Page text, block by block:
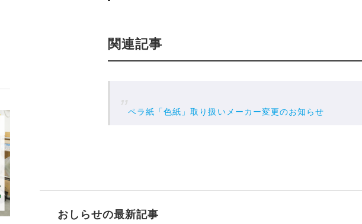
関連記事
ペラ紙「色紙」取り扱いメーカー変更のお知らせ
おしらせの最新記事